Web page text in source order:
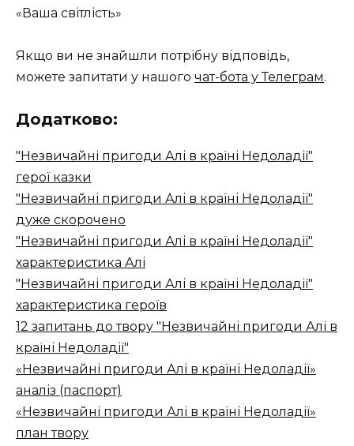
«Ваша світлість»
Якщо ви не знайшли потрібну відповідь,
можете запитати у нашого чат-бота у Телеграм.
Додатково:
"Незвичайні пригоди Алі в країні Недоладії"
герої казки
"Незвичайні пригоди Алі в країні Недоладії"
дуже скорочено
"Незвичайні пригоди Алі в країні Недоладії"
характеристика Алі
"Незвичайні пригоди Алі в країні Недоладії"
характеристика героїв
12 запитань до твору "Незвичайні пригоди Алі в
країні Недоладії"
«Незвичайні пригоди Алі в країні Недоладії»
аналіз (паспорт)
«Незвичайні пригоди Алі в країні Недоладії»
план твору